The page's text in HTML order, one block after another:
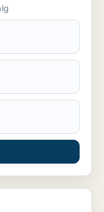
butik, klinik,